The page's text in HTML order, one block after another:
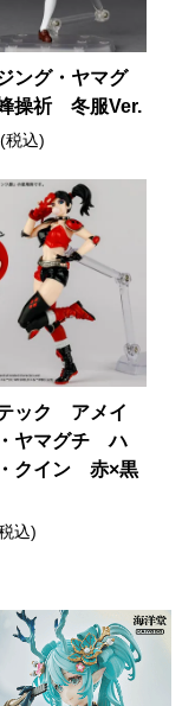
ング・ヤマグ
操祈 冬服Ver.
(税込)
ック アメイ
ヤマグチ ハ
クイン 赤×黒
込)